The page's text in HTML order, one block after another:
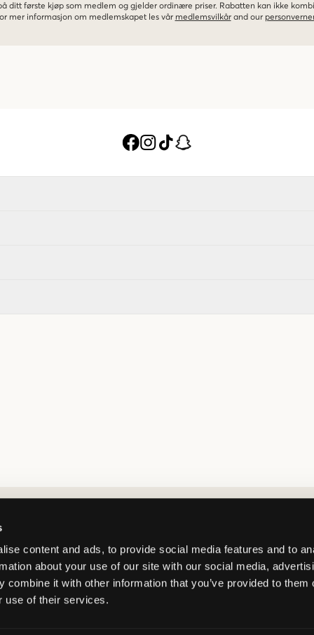
content and ads, to provide social media features and to
about your use of our site with our social media,
combine it with other information that you’ve provided to them
use of their services.
ditt første kjøp som medlem og gjelder ordinære priser. Rabatten kan ikke
mer informasjon om medlemskapet les vår medlemsvilkår and our